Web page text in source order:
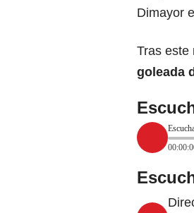
Dimayor
Tras este
goleada